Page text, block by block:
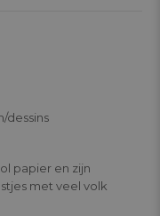
dessins
papier en zijn
met veel volk